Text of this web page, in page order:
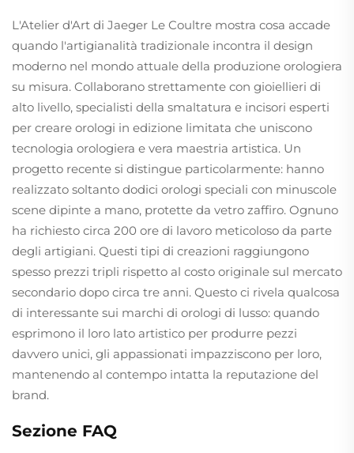
L'Atelier d'Art di Jaeger Le Coultre mostra cosa accade
quando l'artigianalità tradizionale incontra il design
moderno nel mondo attuale della produzione orologiera
su misura. Collaborano strettamente con gioiellieri di
alto livello, specialisti della smaltatura e incisori esperti
per creare orologi in edizione limitata che uniscono
tecnologia orologiera e vera maestria artistica. Un
progetto recente si distingue particolarmente: hanno
realizzato soltanto dodici orologi speciali con minuscole
scene dipinte a mano, protette da vetro zaffiro. Ognuno
ha richiesto circa 200 ore di lavoro meticoloso da parte
degli artigiani. Questi tipi di creazioni raggiungono
spesso prezzi tripli rispetto al costo originale sul mercato
secondario dopo circa tre anni. Questo ci rivela qualcosa
di interessante sui marchi di orologi di lusso: quando
esprimono il loro lato artistico per produrre pezzi
davvero unici, gli appassionati impazziscono per loro,
mantenendo al contempo intatta la reputazione del
brand.
Sezione FAQ